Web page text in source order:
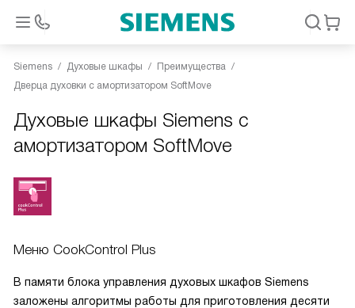
Siemens Духовые шкафы
Преимущества
Дверца духовки с амортизатором SoftMove
Духовые шкафы Siemens с
амортизатором SoftMove
Меню CookControl Plus
В памяти блока управления духовых шкафов Siemens
заложены алгоритмы работы для приготовления десяти